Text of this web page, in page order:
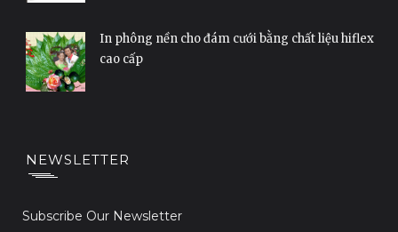
In phông nền cho đám cưới bằng chất liệu hiflex
cao cấp
NEWSLETTER
Subscribe Our Newsletter